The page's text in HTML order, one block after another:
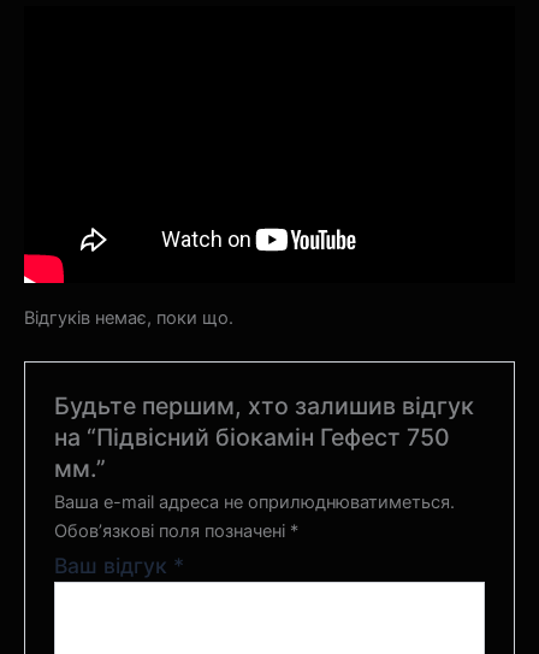
Відгуків немає, поки що.
Будьте першим, хто залишив відгук
на “Підвісний біокамін Гефест 750
мм.”
Ваша e-mail адреса не оприлюднюватиметься.
Обов’язкові поля позначені *
Ваш відгук *